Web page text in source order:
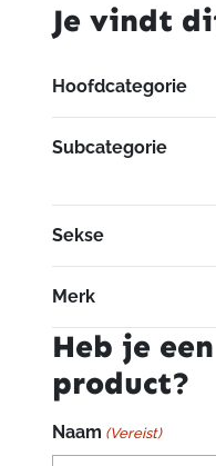
Je vindt
Hoofdcategorie
Subcategorie
Sekse
Merk
Heb je
product?
Naam (Vereist)